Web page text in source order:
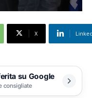
X
su Google
consigliate